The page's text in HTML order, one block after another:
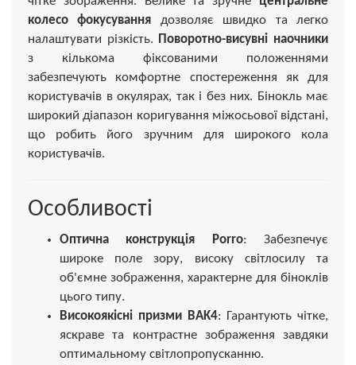
колесо фокусування дозволяє швидко та легко
налаштувати різкість. Поворотно-висувні наочники
з кількома фіксованими положеннями
забезпечують комфортне спостереження як для
користувачів в окулярах, так і без них. Бінокль має
широкий діапазон коригування міжосьової відстані,
що робить його зручним для широкого кола
користувачів.
Особливості
Оптична конструкція Porro: Забезпечує
широке поле зору, високу світлосилу та
об'ємне зображення, характерне для біноклів
цього типу.
Високоякісні призми BAK4: Гарантують чітке,
яскраве та контрастне зображення завдяки
оптимальному світлопропусканню.